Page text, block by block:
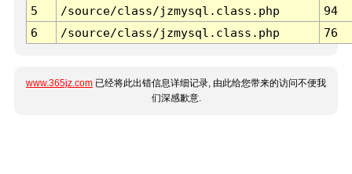
5
/source/class/jzmysql.class.php
94
6
/source/class/jzmysql.class.php 76
www.365jz.com 已经将此出错信息详细记录, 由此给您带来的访问不便我
们深感歉意.